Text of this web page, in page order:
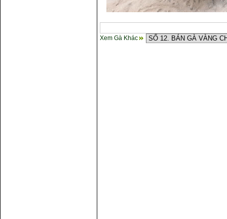
Xem Gà Khác